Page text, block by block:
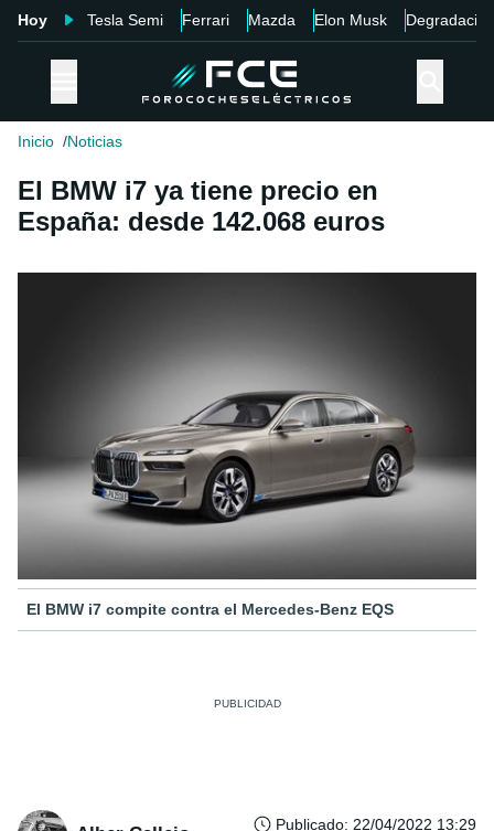
Hoy Tesla Semi Ferrari Mazda Elon Musk Degradación
Inicio Noticias
El BMW i7 ya tiene precio en
España: desde 142.068 euros
El BMW i7 compite contra el Mercedes-Benz EQS
Publicado: 22/04/2022 13:29